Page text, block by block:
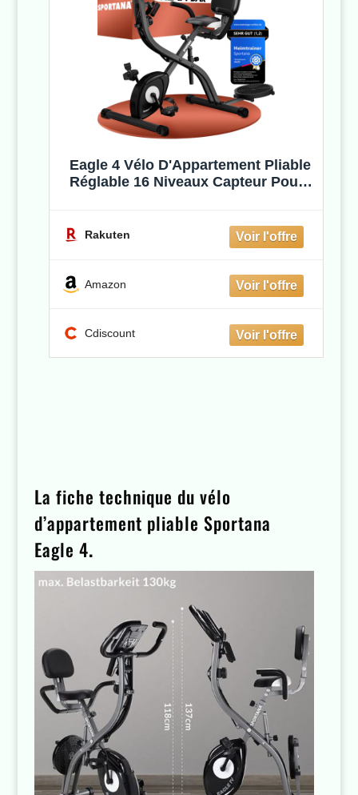
Eagle 4 Vélo D'Appartement Pliable
Réglable 16 Niveaux Capteur Pouls
Rakuten
Amazon
Cdiscount
La fiche technique du vélo
d’appartement pliable Sportana
Eagle 4.